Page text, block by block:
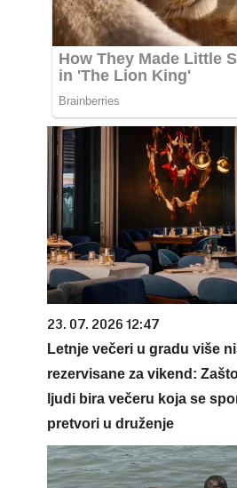
23. 07. 2026 12:47
Letnje večeri u gradu više
rezervisane za vikend:
ljudi bira večeru koja se
pretvori u druženje